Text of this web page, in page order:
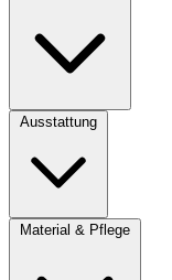
Ausstattung
Material & Pflege